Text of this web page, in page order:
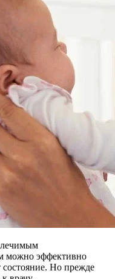
можно эффективно
состояние. Но прежде